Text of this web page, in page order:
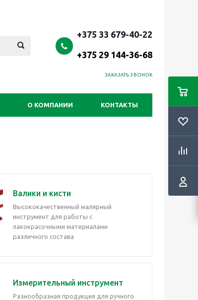
+375 33 679-40-22
+375 29 144-36-68
ЗАКАЗАТЬ ЗВОНОК
О КОМПАНИИ КОНТАКТЫ
Валики и кисти
Высококачественный малярный
инструмент для работы с
лакокрасочными материалами
различного состава
Измерительный инструмент
Разнообразная продукция для ручного